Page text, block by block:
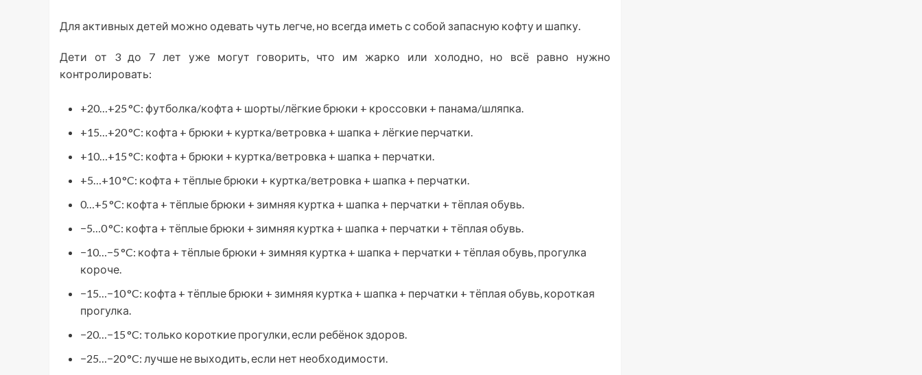
Для активных детей можно одевать чуть легче, но всегда иметь с собой запасную кофту и шапку.
Дети от 3 до 7 лет уже могут говорить, что им жарко или холодно, но всё равно нужно
контролировать:
+20…+25 °C: футболка/кофта + шорты/лёгкие брюки + кроссовки + панама/шляпка.
+15…+20 °C: кофта + брюки + куртка/ветровка + шапка + лёгкие перчатки.
+10…+15 °C: кофта + брюки + куртка/ветровка + шапка + перчатки.
+5…+10 °C: кофта + тёплые брюки + куртка/ветровка + шапка + перчатки.
0…+5 °C: кофта + тёплые брюки + зимняя куртка + шапка + перчатки + тёплая обувь.
−5…0 °C: кофта + тёплые брюки + зимняя куртка + шапка + перчатки + тёплая обувь.
−10…−5 °C: кофта + тёплые брюки + зимняя куртка + шапка + перчатки + тёплая обувь, прогулка
короче.
−15…−10 °C: кофта + тёплые брюки + зимняя куртка + шапка + перчатки + тёплая обувь, короткая
прогулка.
−20…−15 °C: только короткие прогулки, если ребёнок здоров.
−25…−20 °C: лучше не выходить, если нет необходимости.